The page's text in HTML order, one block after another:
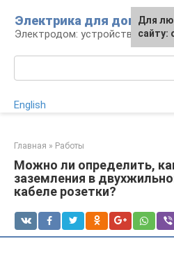
контенту
Электрика для дома
Электродом: устройства,
English
Главная » Работы
Можно ли определить,
заземления в
кабеле розетки?
Для
сайту: